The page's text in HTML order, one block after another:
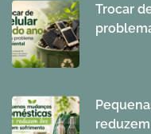
Trocar